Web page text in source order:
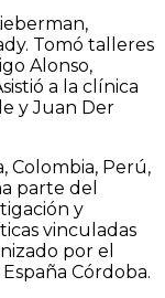
Tomó talleres
Alonso,
a la clínica
y Juan Der
Colombia, Perú,
parte del
y
vinculadas
por el
Córdoba.